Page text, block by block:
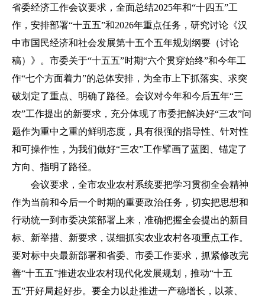
省委经济工作会议要求，全面总结2025年和“十四五”工
作，安排部署“十五五”和2026年重点任务，研究讨论《汉
中市国民经济和社会发展第十五个五年规划纲要（讨论
稿）》。市委关于“十五五”时期“六个贯穿始终”和今年工
作“七个方面着力”的总体安排，为全市上下抓落实、求突
破划定了重点、明确了路径。会议对今年和今后五年“三
农”工作提出的新要求，充分体现了市委把解决好“三农”问
题作为重中之重的鲜明态度，具有很强的指导性、针对性
和可操作性，为我们做好“三农”工作擘画了蓝图、锚定了
方向、指明了路径。
会议要求，全市农业农村系统要把学习贯彻全会精神
作为当前和今后一个时期的重要政治任务，切实把思想和
行动统一到市委决策部署上来，准确把握全会提出的新目
标、新举措、新要求，谋细抓实农业农村各项重点工作。
要对标中央最新部署和省委、市委工作要求，抓紧修改完
善“十五五”推进农业农村现代化发展规划，推动“十五
五”开好局起好步。 要全力以赴推进一产稳增长，以茶、